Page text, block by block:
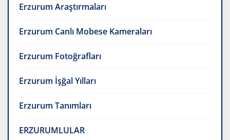
Erzurum Araştırmaları
Erzurum Canlı Mobese Kameraları
Erzurum Fotoğrafları
Erzurum İşğal Yılları
Erzurum Tanımları
ERZURUMLULAR